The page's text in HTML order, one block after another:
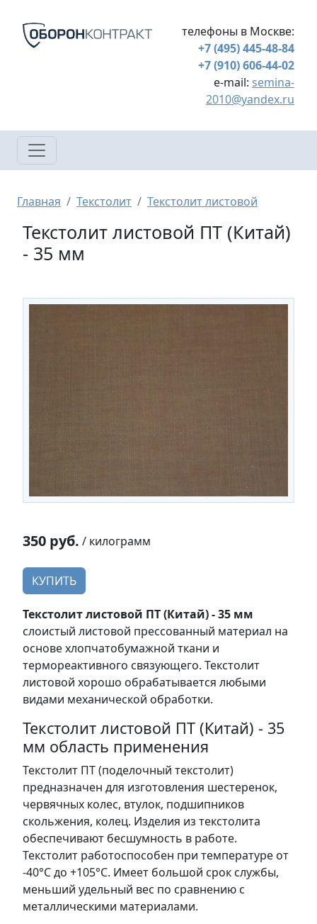
телефоны в Москве:
+7 (495) 445-48-84
+7 (910) 606-44-02
e-mail: semina-
2010@yandex.ru
Строка навигации
Главная Текстолит Текстолит листовой
Текстолит листовой ПТ (Китай)
- 35 мм
350 руб. / килограмм
КУПИТЬ
Текстолит листовой ПТ (Китай) - 35 мм
слоистый листовой прессованный материал на
основе хлопчатобумажной ткани и
термореактивного связующего. Текстолит
листовой хорошо обрабатывается любыми
видами механической обработки.
Текстолит листовой ПТ (Китай) - 35
мм область применения
Текстолит ПТ (поделочный текстолит)
предназначен для изготовления шестеренок,
червячных колес, втулок, подшипников
скольжения, колец. Изделия из текстолита
обеспечивают бесшумность в работе.
Текстолит работоспособен при температуре от
-40°С до +105°С. Имеет большой срок службы,
меньший удельный вес по сравнению с
металлическими материалами.